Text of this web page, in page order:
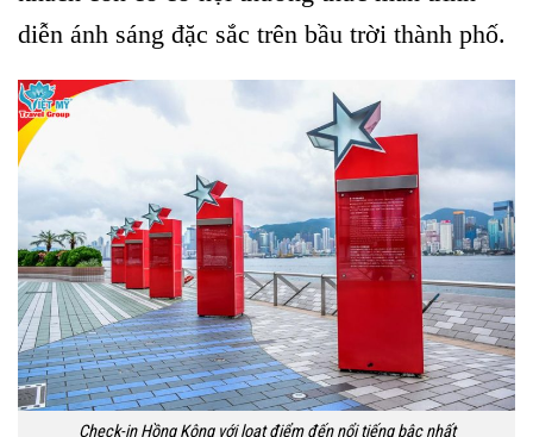
diễn ánh sáng đặc sắc trên bầu trời thành phố.
Check-in Hồng Kông với loạt điểm đến nổi tiếng bậc nhất